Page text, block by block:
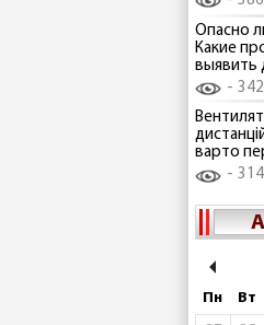
Опасно
Какие
выявить
342
варто
314
Пн
Вт